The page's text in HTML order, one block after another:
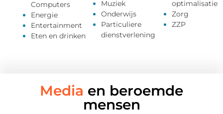
Computers
Energie
Entertainment
Eten en drinken
Muziek
Onderwijs
Particuliere
dienstverlening
optimalisatie
Zorg
ZZP
Media en beroemde
mensen